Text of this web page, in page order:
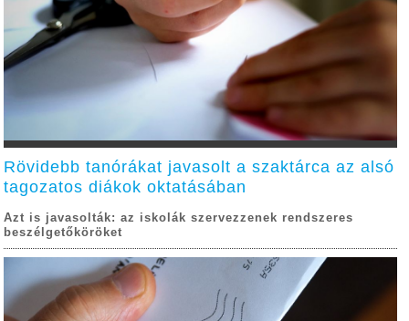
Rövidebb tanórákat javasolt a szaktárca az alsó
tagozatos diákok oktatásában
Azt is javasolták: az iskolák szervezzenek rendszeres
beszélgetőköröket